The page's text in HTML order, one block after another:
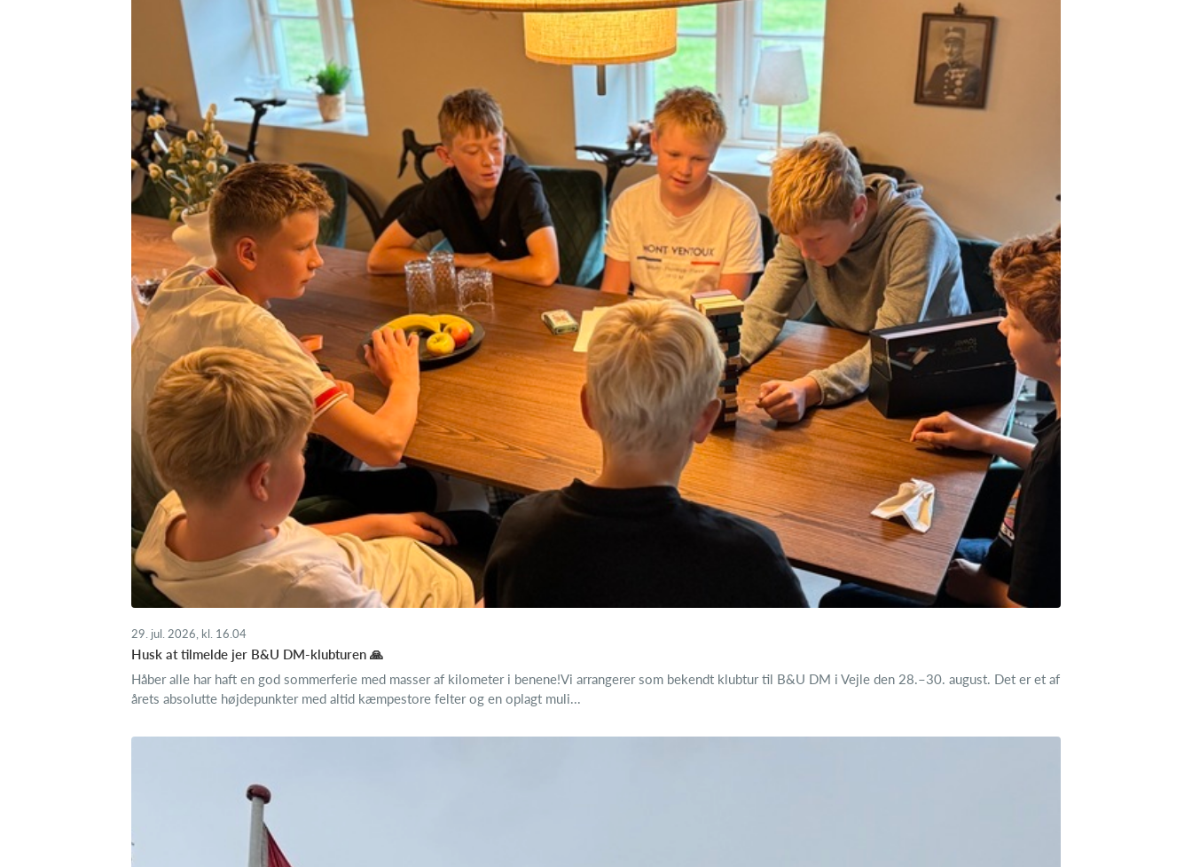
29. jul. 2026, kl. 16.04
Husk at tilmelde jer B&U DM-klubturen 🙏
Håber alle har haft en god sommerferie med masser af kilometer i benene!Vi arrangerer som bekendt klubtur til B&U DM i Vejle den 28.–30. august. Det er et af
årets absolutte højdepunkter med altid kæmpestore felter og en oplagt muli...